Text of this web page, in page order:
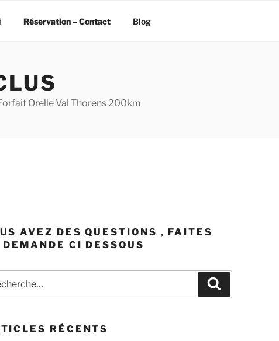
Orelle Val Thorens 200km
Réservation – Contact Blog
AVEZ DES QUESTIONS , FAITES
CI DESSOUS
RÉCENTS